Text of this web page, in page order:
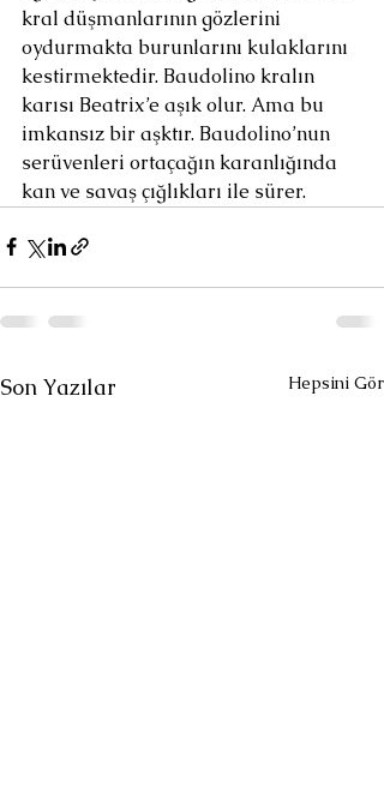
kral düşmanlarının gözlerini
oydurmakta burunlarını kulaklarını
kestirmektedir. Baudolino kralın
karısı Beatrix’e aşık olur. Ama bu
imkansız bir aşktır. Baudolino’nun
serüvenleri ortaçağın karanlığında
kan ve savaş çığlıkları ile sürer.
Son Yazılar Hepsini Gör